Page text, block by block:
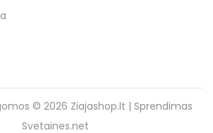
© 2026 Ziajashop.lt | Sprendimas
Svetaines.net